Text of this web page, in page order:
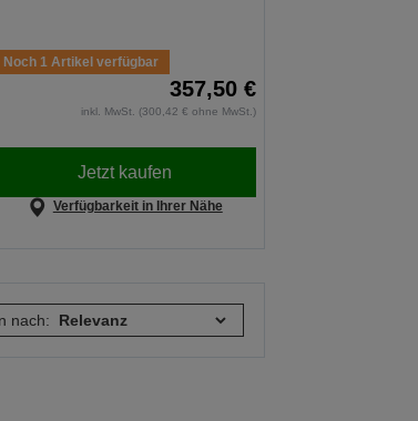
Noch 1 Artikel verfügbar
357,50 €
inkl. MwSt. (300,42 € ohne MwSt.)
Jetzt kaufen
Verfügbarkeit in Ihrer Nähe
nach: